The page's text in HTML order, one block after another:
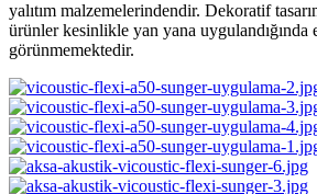
yalıtım malzemelerindendir. Dekoratif
ürünler kesinlikle yan yana uygulandığında
görünmemektedir.